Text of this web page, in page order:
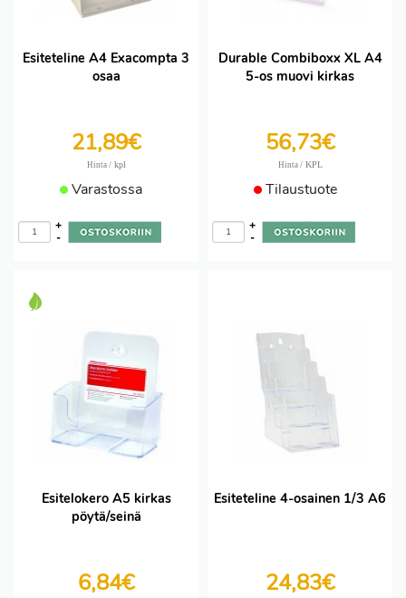
Esiteteline A4 Exacompta 3
osaa
21,89€
Hinta / kpl
Varastossa
-
+
Durable Combiboxx XL A4
5-os muovi kirkas
56,73€
Hinta / KPL
Tilaustuote
-
+
Esitelokero A5 kirkas
pöytä/seinä
6,84€
Esiteteline 4-osainen 1/3 A6
24,83€